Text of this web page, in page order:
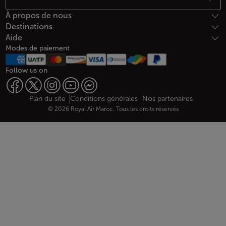
À propos de nous
Destinations
Aide
Modes de paiement
Follow us on
Web map links
$Title.getData()
Plan du site Conditions générales Nos partenaires
© 2026 Royal Air Maroc. Tous les droits réservés